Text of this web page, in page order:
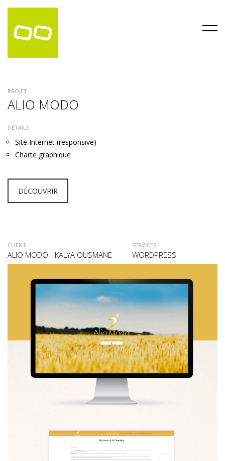
PROJET
ALIO MODO
DÉTAILS
Site Internet (responsive)
Charte graphique
DÉCOUVRIR
CLIENT
ALIO MODO - KALYA OUSMANE
SERVICES
WORDPRESS